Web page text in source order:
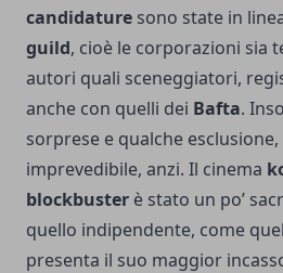
candidature sono state in
guild, cioè le corporazioni sia
autori quali sceneggiatori,
anche con quelli dei Bafta.
sorprese e qualche
imprevedibile, anzi. Il cinema
blockbuster è stato un po’
quello indipendente, come
presenta il suo maggior